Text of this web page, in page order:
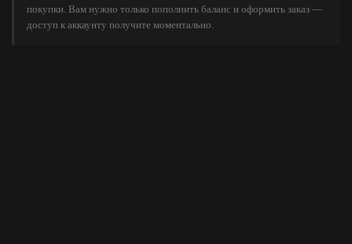
покупки. Вам нужно только пополнить баланс и оформить заказ —
доступ к аккаунту получите моментально.